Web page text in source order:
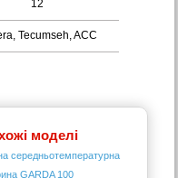
12
Tecumseh, ACC
моделі